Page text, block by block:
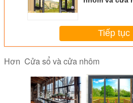
Tiếp tục
Hơn Cửa sổ và cửa nhôm